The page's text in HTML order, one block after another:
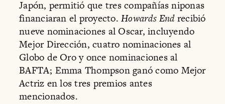
Japón, permitió que tres compañías niponas
financiaran el proyecto.Howards Endrecibió
nueve nominaciones al Oscar, incluyendo
Mejor Dirección, cuatro nominaciones al
Globo de Oro y once nominaciones al
BAFTA; Emma Thompson ganó como Mejor
Actriz en los tres premios antes
mencionados.